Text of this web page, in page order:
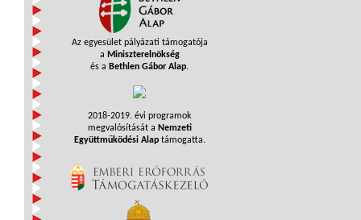
Az egyesület pályázati támogatója
a Miniszterelnökség
és a Bethlen Gábor Alap.
2018-2019. évi programok
megvalósítását a Nemzeti
Együttműködési Alaptámogatta.